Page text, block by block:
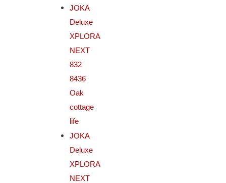
JOKA
Deluxe
XPLORA
NEXT
832
8436
Oak
cottage
life
JOKA
Deluxe
XPLORA
NEXT